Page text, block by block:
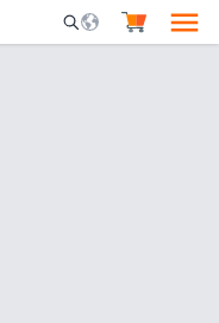
Mobile Search